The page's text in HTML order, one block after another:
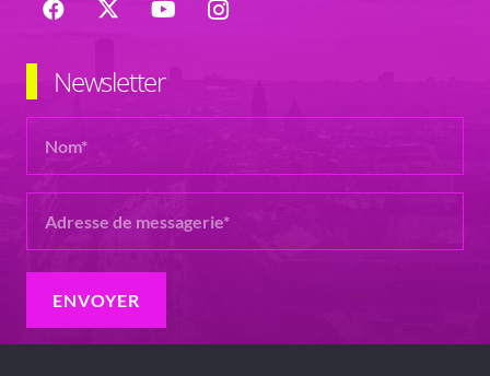
Newsletter